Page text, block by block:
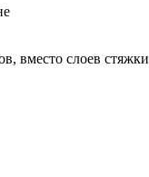
вместо слоев стяжки